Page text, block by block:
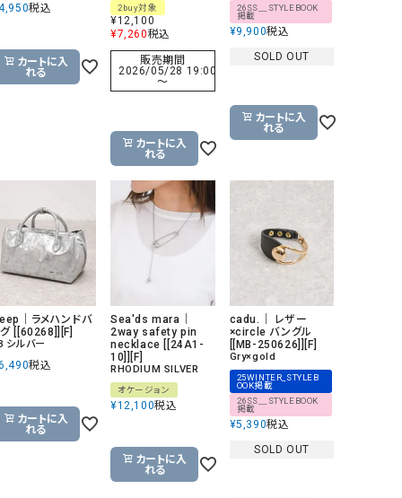
税込
カートに入
れる
2buy対象
¥12,100
¥7,260税込
販売期間
2026/05/28 19:00
〜
カートに入
れる
26SS＿STYLEBOOK
掲載
¥9,900税込
SOLD OUT
カートに入
れる
｜ラメハンドバ
グ [[60268]][F]
シルバー
税込
カートに入
れる
Sea'ds mara｜
2way safety pin
necklace [[24A1-
10]][F]
RHODIUM SILVER
オケージョン
¥12,100税込
カートに入
れる
cadu.｜ レザー
×circle バングル
[[MB-250626]][F]
Gry×gold
25WINTER_STYLEB
OOK掲載
26SS＿STYLEBOOK
掲載
¥5,390税込
SOLD OUT